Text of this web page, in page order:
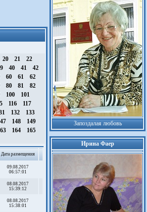
20 21
22
40 41
42
60 61
62
80 81
82
100
101
116
117
132
133
148
149
164
165
Дата размещения
09.08.2017
06:57:01
08.08.2017
15:39:12
08.08.2017
15:38:01
Запоздалая любовь
Ирина Фаер